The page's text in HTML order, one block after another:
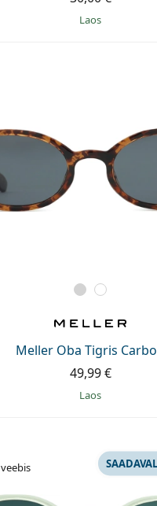
Laos
Meller Oba Tigris
49,99 €
Laos
veebis